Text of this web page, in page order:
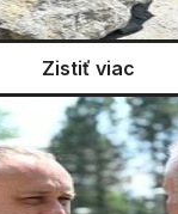
Zistiť viac